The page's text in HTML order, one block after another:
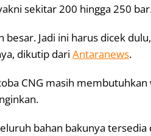
sekitar 200 hingga 250
Jadi ini harus dicek
dikutip dari Antaranews.
CNG masih
bahan bakunya tersedia